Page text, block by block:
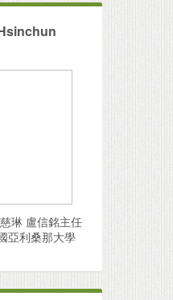
賽］熱烈報
啟動，誠
Geometric
Security
訓計畫
琳 盧信銘主任
亞利桑那大學